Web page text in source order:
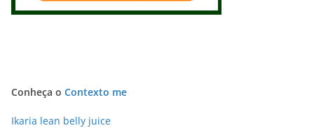
Conheça o Contexto me
Ikaria lean belly juice